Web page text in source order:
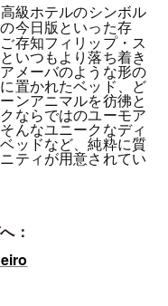
級ホテルのシンボル
今日版といった存
存知フィリップ・ス
いつもより落ち着き
メーバのような形の
置かれたベッド、ど
ンアニマルを彷彿と
ならではのユーモア
んなユニークなディ
ッドなど、純粋に質
ティが用意されてい
：